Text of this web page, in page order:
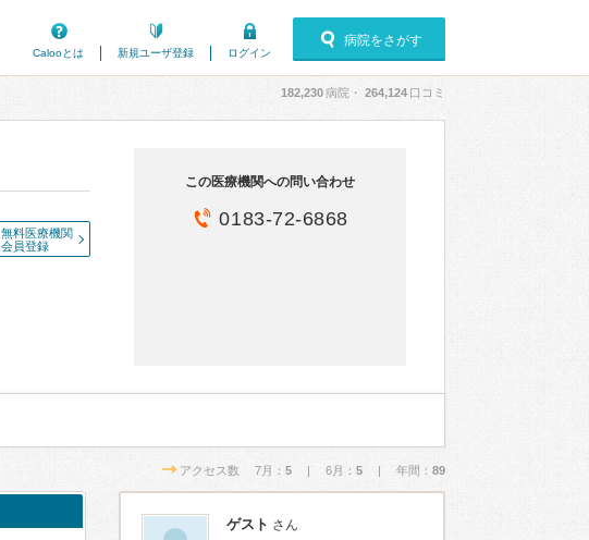
Calooとは
新規ユーザ登録 ログイン
病院をさがす
182,230病院・ 264,124 口コミ
無料医療機関
会員登録
この医療機関への問い合わせ
0183-72-6868
アクセス数 7月： 5 | 6月： 5 | 年間： 89
ゲスト さん